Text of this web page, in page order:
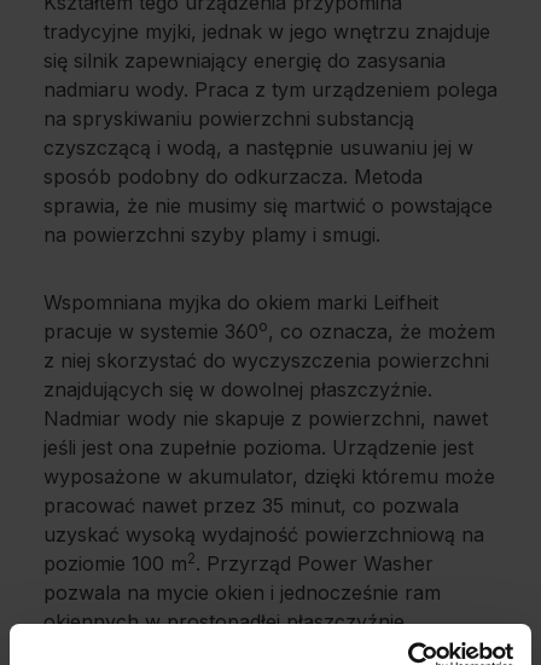
tradycyjne myjki, jednak w jego wnętrzu znajduje
się silnik zapewniający energię do zasysania
nadmiaru wody. Praca z tym urządzeniem polega
na spryskiwaniu powierzchni substancją
czyszczącą i wodą, a następnie usuwaniu jej w
sposób podobny do odkurzacza. Metoda
sprawia, że nie musimy się martwić o powstające
na powierzchni szyby plamy i smugi.
Wspomniana myjka do okiem marki Leifheit
pracuje w systemie 360o, co oznacza, że możem
z niej skorzystać do wyczyszczenia powierzchni
znajdujących się w dowolnej płaszczyźnie.
Nadmiar wody nie skapuje z powierzchni, nawet
jeśli jest ona zupełnie pozioma. Urządzenie jest
wyposażone w akumulator, dzięki któremu może
pracować nawet przez 35 minut, co pozwala
uzyskać wysoką wydajność powierzchniową na
poziomie 100 m2. Przyrząd Power Washer
pozwala na mycie okien i jednocześnie ram
okiennych w prostopadłej płaszczyźnie,
natomiast dróżek zwiększa zasięg, na którym